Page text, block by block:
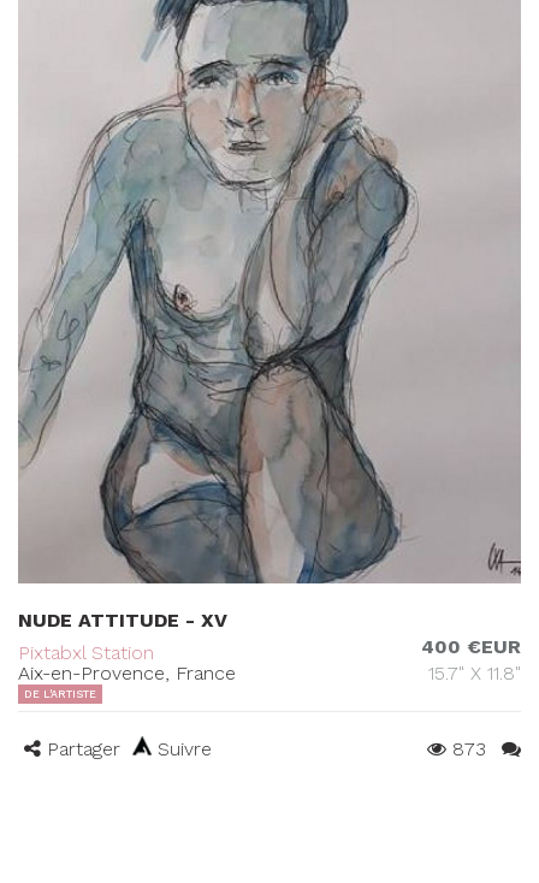
NUDE ATTITUDE - XV
Pixtabxl Station
Aix-en-Provence, France
400 €EUR
15.7" X 11.8"
DE L'ARTISTE
Partager Suivre 873